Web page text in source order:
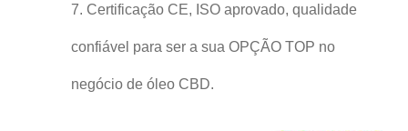
7. Certificação CE, ISO aprovado, qualidade
confiável para ser a sua OPÇÃO TOP no
negócio de óleo CBD.